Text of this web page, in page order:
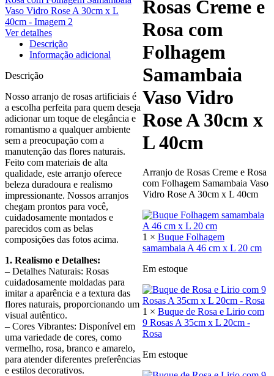
Ver detalhes
Rosas Creme e
Rosa com
Folhagem
Samambaia
Vaso Vidro
Rose A 30cm x
L 40cm
Arranjo de Rosas Creme e Rosa
com Folhagem Samambaia Vaso
Vidro Rose A 30cm x L 40cm
1 × Buque Folhagem
samambaia A 46 cm x L 20 cm
Em estoque
1 × Buque de Rosa e Lirio com
9 Rosas A 35cm x L 20cm -
Rosa
Em estoque
Descrição
Informação adicional
Descrição
Nosso arranjo de rosas artificiais é
a escolha perfeita para quem deseja
adicionar um toque de elegância e
romantismo a qualquer ambiente
sem a preocupação com a
manutenção das flores naturais.
Feito com materiais de alta
qualidade, este arranjo oferece
beleza duradoura e realismo
impressionante. Nossos arranjos
chegam prontos para você,
cuidadosamente montados e
parecidos com as belas
composições das fotos acima.
1. Realismo e Detalhes:
– Detalhes Naturais: Rosas
cuidadosamente moldadas para
imitar a aparência e a textura das
flores naturais, proporcionando um
visual autêntico.
– Cores Vibrantes: Disponível em
uma variedade de cores, como
vermelho, rosa, branco e amarelo,
para atender diferentes preferências
e estilos decorativos.